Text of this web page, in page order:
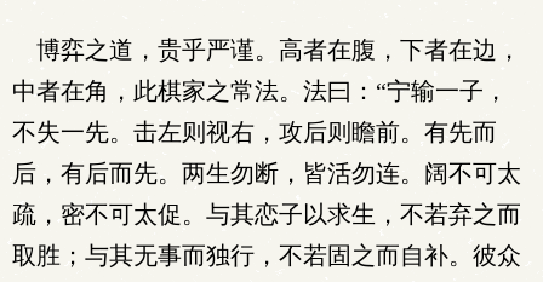
博弈之道，贵乎严谨。高者在腹，下者在边，
中者在角，此棋家之常法。法曰：“宁输一子，
不失一先。击左则视右，攻后则瞻前。有先而
后，有后而先。两生勿断，皆活勿连。阔不可太
疏，密不可太促。与其恋子以求生，不若弃之而
取胜；与其无事而独行，不若固之而自补。彼众